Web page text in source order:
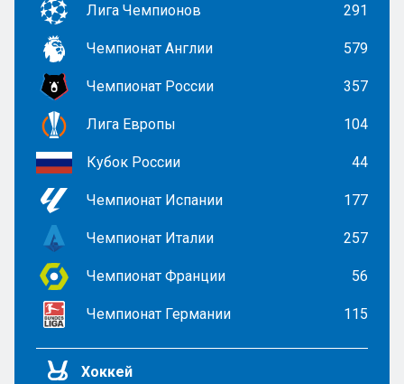
Лига Чемпионов 291
Чемпионат Англии 579
Чемпионат России 357
Лига Европы 104
Кубок России 44
Чемпионат Испании 177
Чемпионат Италии 257
Чемпионат Франции 56
Чемпионат Германии 115
Хоккей